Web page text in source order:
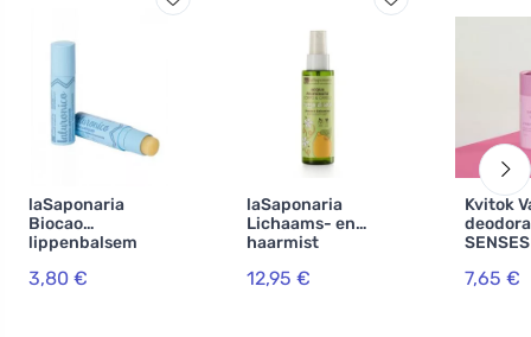
laSaponaria
Biocao
lippenbalsem
hyaluronzuur BIO
3,80 €
laSaponaria
Lichaams- en
haarmist
citroen & jasmijn
12,95 €
Kvitok
7,65 €